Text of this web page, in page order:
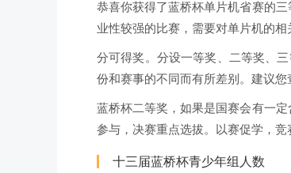
恭喜你获得了蓝桥杯单片机省赛的
业性较强的比赛，需要对单片机的相
分可得奖。分设一等奖、二等奖、
份和赛事的不同而有所差别。建议您
蓝桥杯二等奖，如果是国赛会有一
参与，决赛重点选拔。以赛促学，竞
十三届蓝桥杯青少年组人数